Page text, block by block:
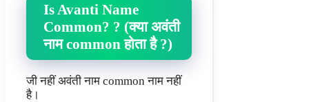
Is Avanti Name
Common? ? (क्या अवंती
नाम common होता है ?)
जी नहीं अवंती नाम common नाम नहीं
है।